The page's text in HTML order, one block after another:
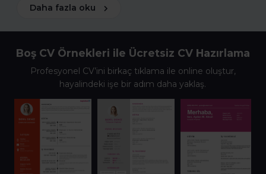
Daha fazla oku
Boş CV Örnekleri ile Ücretsiz CV Hazırlama
Profesyonel CV’ini birkaç tıklama ile online oluştur,
hayalindeki işe bir adım daha yaklaş.